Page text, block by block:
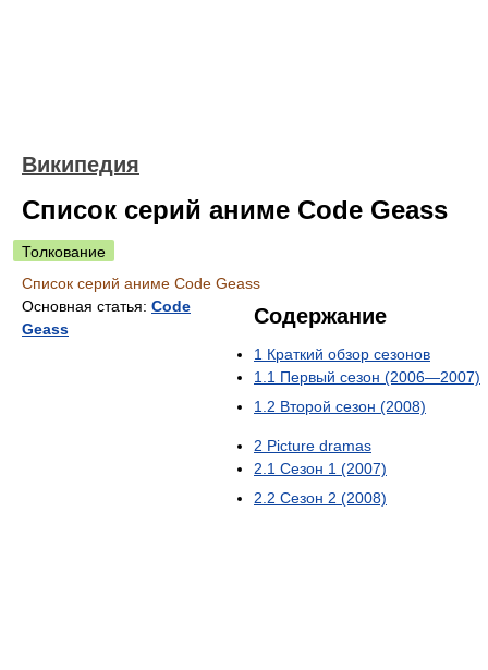
Википедия
Список серий аниме Code Geass
Толкование
Список серий аниме Code Geass
Содержание
1 Краткий обзор сезонов
1.1 Первый сезон (2006—2007)
1.2 Второй сезон (2008)
2 Picture dramas
2.1 Сезон 1 (2007)
2.2 Сезон 2 (2008)
Основная статья: Code
Geass